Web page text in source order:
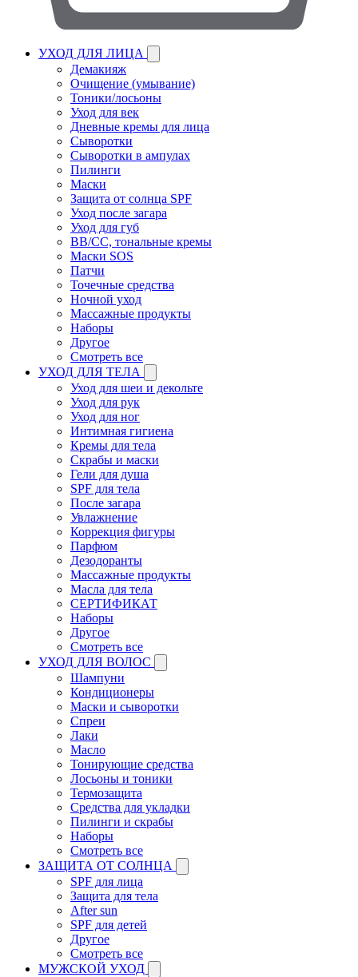
УХОД ДЛЯ ЛИЦА
Демакияж
Очищение (умывание)
Тоники/лосьоны
Уход для век
Дневные кремы для лица
Сыворотки
Сыворотки в ампулах
Пилинги
Маски
Защита от солнца SPF
Уход после загара
Уход для губ
BB/CC, тональные кремы
Маски SOS
Патчи
Точечные средства
Ночной уход
Массажные продукты
Наборы
Другое
Смотреть все
УХОД ДЛЯ ТЕЛА
Уход для шеи и декольте
Уход для рук
Уход для ног
Интимная гигиена
Кремы для тела
Скрабы и маски
Гели для душа
SPF для тела
После загара
Увлажнение
Коррекция фигуры
Парфюм
Дезодоранты
Массажные продукты
Масла для тела
СЕРТИФИКАТ
Наборы
Другое
Смотреть все
УХОД ДЛЯ ВОЛОС
Шампуни
Кондиционеры
Маски и сыворотки
Спреи
Лаки
Масло
Тонирующие средства
Лосьоны и тоники
Термозащита
Средства для укладки
Пилинги и скрабы
Наборы
Смотреть все
ЗАЩИТА ОТ СОЛНЦА
SPF для лица
Защита для тела
After sun
SPF для детей
Другое
Смотреть все
МУЖСКОЙ УХОД